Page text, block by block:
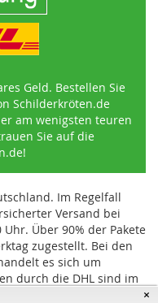
Geld. Bestellen Sie
Schilderkröten.de
am wenigsten teuren
Sie auf die
Im Regelfall
Versand bei
Uhr. Über 90% der Pakete
zugestellt. Bei den
es sich um
durch die DHL sind im
uns nicht beeinflusst
×